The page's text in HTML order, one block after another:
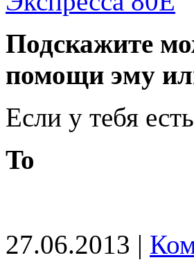
Подскажите
помощи эму
Если у тебя
To
27.06.2013 |